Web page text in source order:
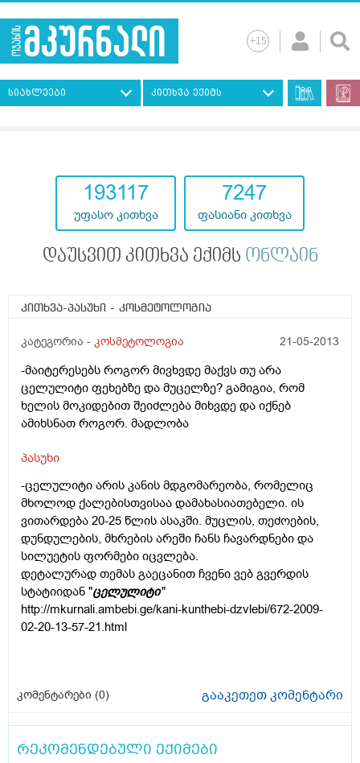
სიახლეები კითხვა ექიმს
193117
უფასო კითხვა
7247
ფასიანი კითხვა
დაუსვით კითხვა ექიმს ონლაინ
კითხვა-პასუხი - კოსმეტოლოგია
კატეგორია - კოსმეტოლოგია 21-05-2013
-მაიტერესებს როგორ მივხვდე მაქვს თუ არა
ცელულიტი ფეხებზე და მუცელზე? გამიგია, რომ
ხელის მოკიდებით შეიძლება მიხვდე და იქნებ
ამიხსნათ როგორ. მადლობა
პასუხი
-ცელულიტი არის კანის მდგომარეობა, რომელიც
მხოლოდ ქალებისთვისაა დამახასიათებელი. ის
ვითარდება 20-25 წლის ასაკში. მუცლის, თეძოების,
დუნდულების, მხრების არეში ჩანს ჩავარდნები და
სილუეტის ფორმები იცვლება.
დეტალურად თემას გაეცანით ჩვენი ვებ გვერდის
სტატიიდან "ცელულიტი"
http://mkurnali.ambebi.ge/kani-kunthebi-dzvlebi/672-2009-
02-20-13-57-21.html
კომენტარები (0) გააკეთეთ კომენტარი
რეკომენდებული ექიმები